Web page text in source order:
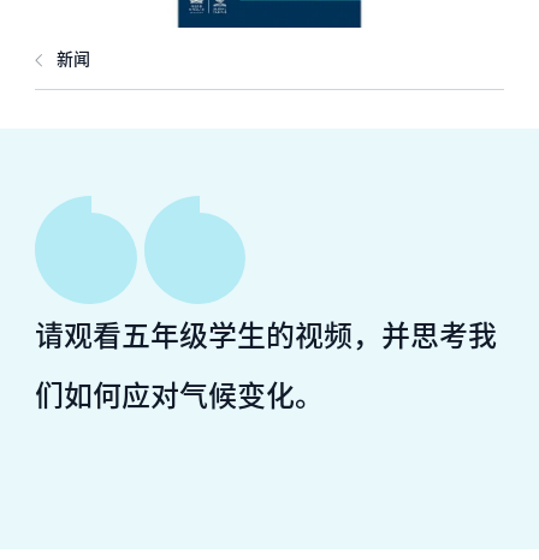
新闻
请观看五年级学生的视频，并思考我
们如何应对气候变化。